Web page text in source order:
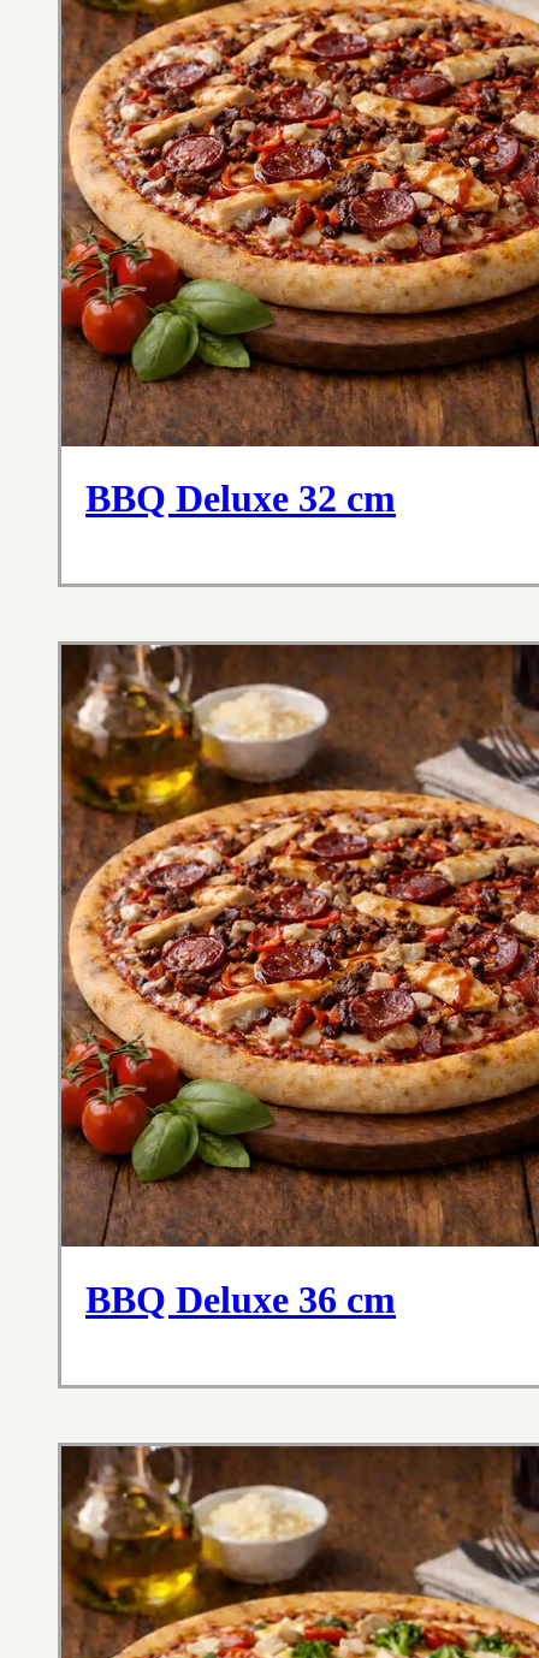
BBQ Deluxe 32 cm
BBQ Deluxe 36 cm